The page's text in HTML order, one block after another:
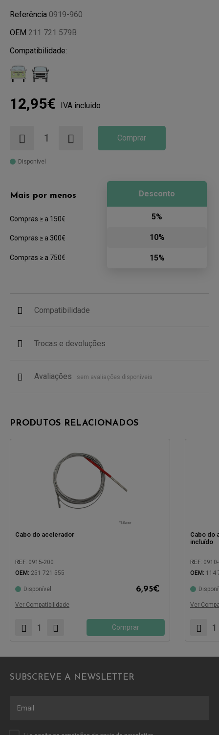
Referência 0919-960
OEM 211 721 579B
Compatibilidade:
12,95€ IVA incluido
Comprar
Disponível
Mais por menos
Compras ≥ a 150€
Compras ≥ a 300€
Compras ≥ a 750€
Desconto
5%
10%
15%
Compatibilidade
Trocas e devoluções
Avaliações sem avaliações disponíveis
PRODUTOS RELACIONADOS
Cabo do acelerador
REF: 0915-200
OEM: 251 721 555
Disponível 6,95€
Ver Compatibilidade
Comprar
Cabo do
incluído
REF:
OEM: 114
Ver
SUBSCREVE A NEWSLETTER